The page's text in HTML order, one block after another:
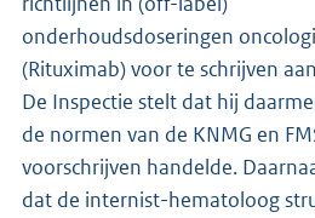
onderhoudsdoseringen
(Rituximab) voor te schrijven
De Inspectie stelt dat hij
de normen van de KNMG en
voorschrijven handelde.
dat de internist-hematoloog